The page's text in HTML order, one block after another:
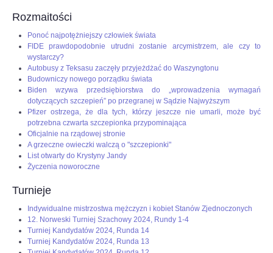
Rozmaitości
Ponoć najpotężniejszy człowiek świata
FIDE prawdopodobnie utrudni zostanie arcymistrzem, ale czy to
wystarczy?
Autobusy z Teksasu zaczęły przyjeżdżać do Waszyngtonu
Budowniczy nowego porządku świata
Biden wzywa przedsiębiorstwa do „wprowadzenia wymagań
dotyczących szczepień” po przegranej w Sądzie Najwyższym
Pfizer ostrzega, że dla tych, którzy jeszcze nie umarli, może być
potrzebna czwarta szczepionka przypominająca
Oficjalnie na rządowej stronie
A grzeczne owieczki walczą o "szczepionki"
List otwarty do Krystyny Jandy
Życzenia noworoczne
Turnieje
Indywidualne mistrzostwa mężczyzn i kobiet Stanów Zjednoczonych
12. Norweski Turniej Szachowy 2024, Rundy 1-4
Turniej Kandydatów 2024, Runda 14
Turniej Kandydatów 2024, Runda 13